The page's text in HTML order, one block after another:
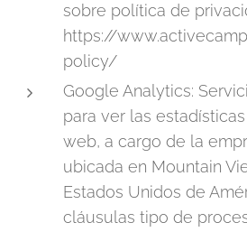
sobre política de
https://
policy/
Google Analytics:
para ver las
web, a cargo de la
ubicada en Mountain
Estados Unidos de
cláusulas tipo de